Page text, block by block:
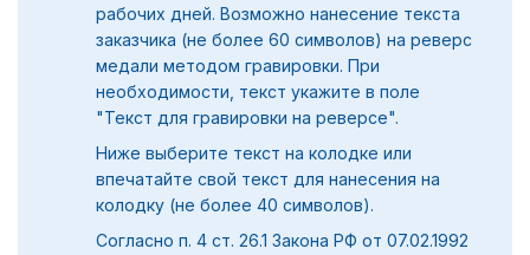
рабочих дней. Возможно нанесение текста
заказчика (не более 60 символов) на реверс
медали методом гравировки. При
необходимости, текст укажите в поле
"Текст для гравировки на реверсе".
Ниже выберите текст на колодке или
впечатайте свой текст для нанесения на
колодку (не более 40 символов).
Согласно п. 4 ст. 26.1 Закона РФ от 07.02.1992